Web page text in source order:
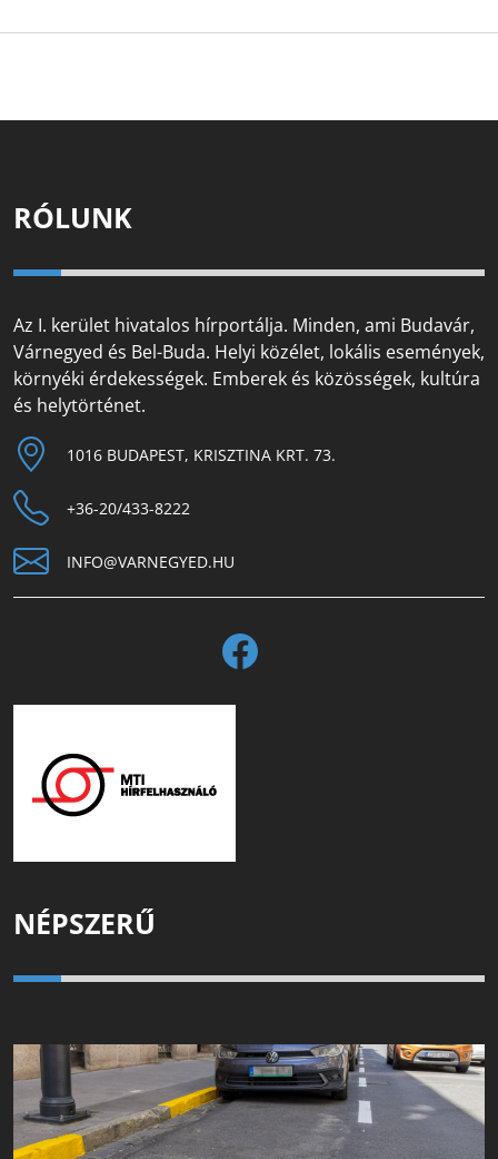
RÓLUNK
Az I. kerület hivatalos hírportálja. Minden, ami Budavár,
Várnegyed és Bel-Buda. Helyi közélet, lokális események,
környéki érdekességek. Emberek és közösségek, kultúra
és helytörténet.
1016 BUDAPEST, KRISZTINA KRT. 73.
+36-20/433-8222
INFO@VARNEGYED.HU
NÉPSZERŰ